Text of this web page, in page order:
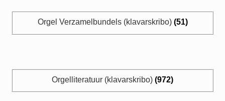
Orgel Verzamelbundels (klavarskribo) (51)
Orgelliteratuur (klavarskribo) (972)